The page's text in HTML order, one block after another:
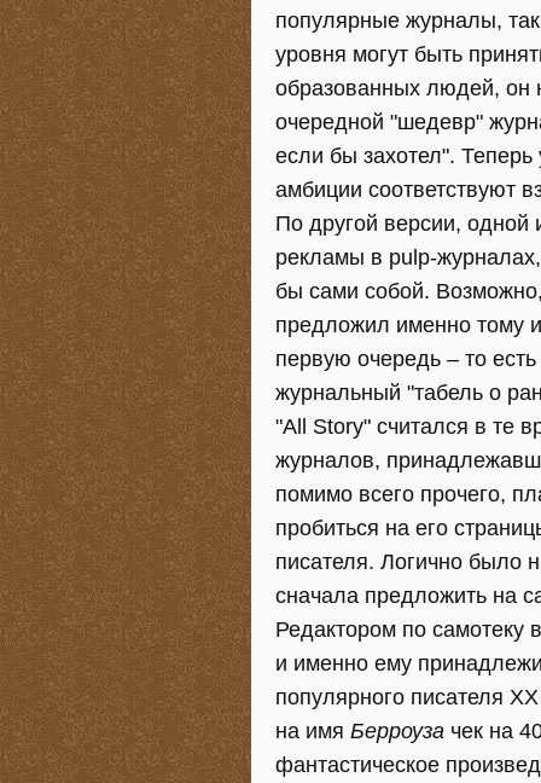
популярные журналы,
уровня могут быть
образованных людей, он
очередной "шедевр"
если бы захотел". Теперь
амбиции соответствуют
По другой версии, одной
рекламы в pulp-журналах,
бы сами собой.
предложил именно тому
первую очередь – то есть
журнальный "табель о
"All Story" считался в те
журналов,
помимо всего прочего,
пробиться на его
писателя. Логично было
сначала предложить на
Редактором по
и именно ему
популярного писателя
на имя Берроуза чек на
фантастическое